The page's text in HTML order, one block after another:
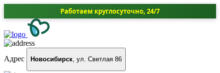
Работаем круглосуточно, 24/7
Адрес Новосибирск, ул. Светлая 86